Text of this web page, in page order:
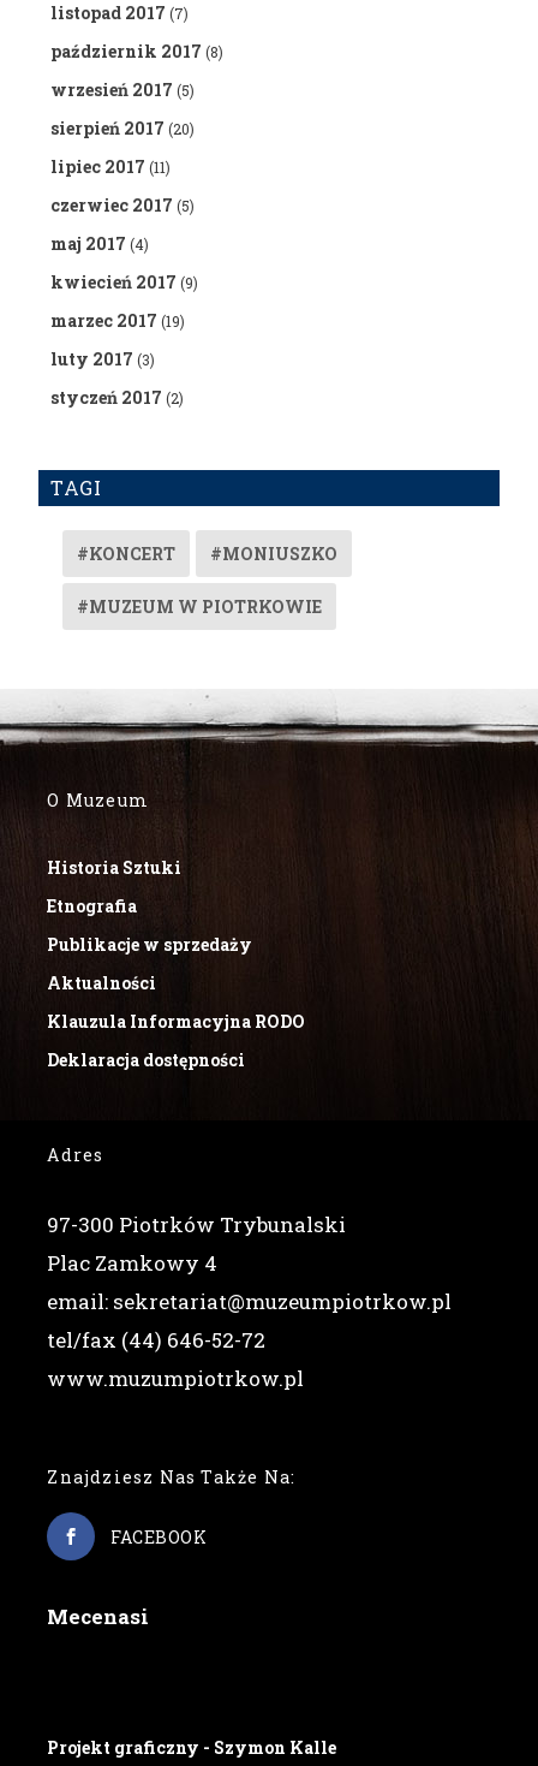
listopad 2017 (7)
październik 2017 (8)
wrzesień 2017 (5)
sierpień 2017 (20)
lipiec 2017 (11)
czerwiec 2017 (5)
maj 2017 (4)
kwiecień 2017 (9)
marzec 2017 (19)
luty 2017 (3)
styczeń 2017 (2)
TAGI
#KONCERT #MONIUSZKO
#MUZEUM W PIOTRKOWIE
O Muzeum
Historia Sztuki
Etnografia
Publikacje w sprzedaży
Aktualności
Klauzula Informacyjna RODO
Deklaracja dostępności
Adres
97-300 Piotrków Trybunalski
Plac Zamkowy 4
email: sekretariat@muzeumpiotrkow.pl
tel/fax (44) 646-52-72
www.muzumpiotrkow.pl
Znajdziesz Nas Także Na:
FACEBOOK
Mecenasi
Projekt graficzny - Szymon Kalle